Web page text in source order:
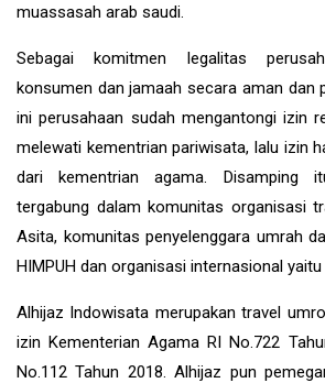
muassasah arab saudi.
Sebagai komitmen legalitas
konsumen dan jamaah secara aman dan
ini perusahaan sudah mengantongi izin
melewati kementrian pariwisata, lalu izin
dari kementrian agama. Disamping
tergabung dalam komunitas organisasi
Asita, komunitas penyelenggara umrah
HIMPUH dan organisasi internasional yaitu
Alhijaz Indowisata merupakantravel
izin Kementerian Agama RI No.722
No.112 Tahun 2018. Alhijaz pun